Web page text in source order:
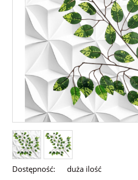
Dostępność: duża ilość